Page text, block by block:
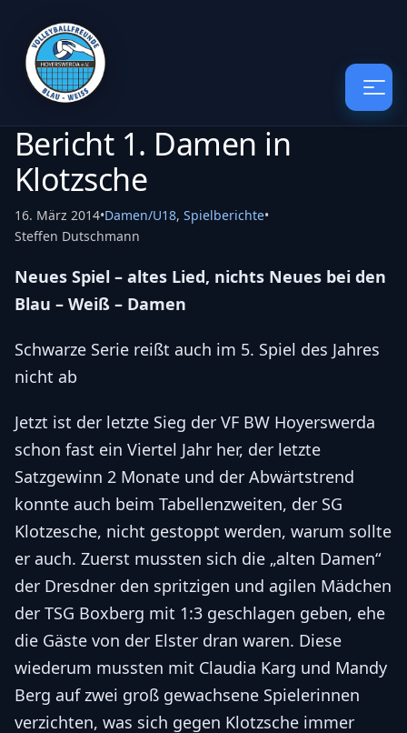
Bericht 1. Damen in
Klotzsche
16. März 2014•Damen/U18, Spielberichte•
Steffen Dutschmann
Neues Spiel – altes Lied, nichts Neues bei den
Blau – Weiß – Damen
Schwarze Serie reißt auch im 5. Spiel des Jahres
nicht ab
Jetzt ist der letzte Sieg der VF BW Hoyerswerda
schon fast ein Viertel Jahr her, der letzte
Satzgewinn 2 Monate und der Abwärtstrend
konnte auch beim Tabellenzweiten, der SG
Klotzesche, nicht gestoppt werden, warum sollte
er auch. Zuerst mussten sich die „alten Damen“
der Dresdner den spritzigen und agilen Mädchen
der TSG Boxberg mit 1:3 geschlagen geben, ehe
die Gäste von der Elster dran waren. Diese
wiederum mussten mit Claudia Karg und Mandy
Berg auf zwei groß gewachsene Spielerinnen
verzichten, was sich gegen Klotzsche immer